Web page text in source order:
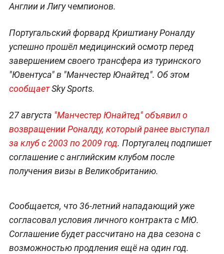
Англии и Лигу чемпионов.
Португальский форвард Криштиану Роналду
успешно прошёл медицинский осмотр перед
завершением своего трансфера из туринского
"Ювентуса" в "Манчестер Юнайтед". Об этом
сообщаетSky Sports.
27 августа "Манчестер Юнайтед" объявил о
возвращении Роналду, который ранее выступал
за клуб с 2003 по 2009 год. Португалец подпишет
соглашение с английским клубом после
получения визы в Великобританию.
Сообщается, что 36-летний нападающий уже
согласовал условия личного контракта с МЮ.
Соглашение будет рассчитано на два сезона с
возможностью продления ещё на один год.